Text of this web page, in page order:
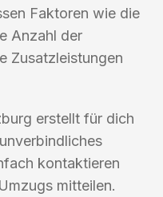
Faktoren wie die
Anzahl der
Zusatzleistungen
erstellt für dich
kontaktieren
mitteilen.